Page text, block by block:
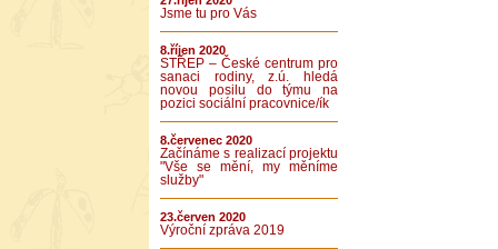
Jsme tu pro Vás
8.říjen 2020
STŘEP – České centrum pro
sanaci rodiny, z.ú. hledá
novou posilu do týmu na
pozici sociální pracovnice/ík
8.červenec 2020
Začínáme s realizací projektu
"Vše se mění, my měníme
služby"
23.červen 2020
Výroční zpráva 2019